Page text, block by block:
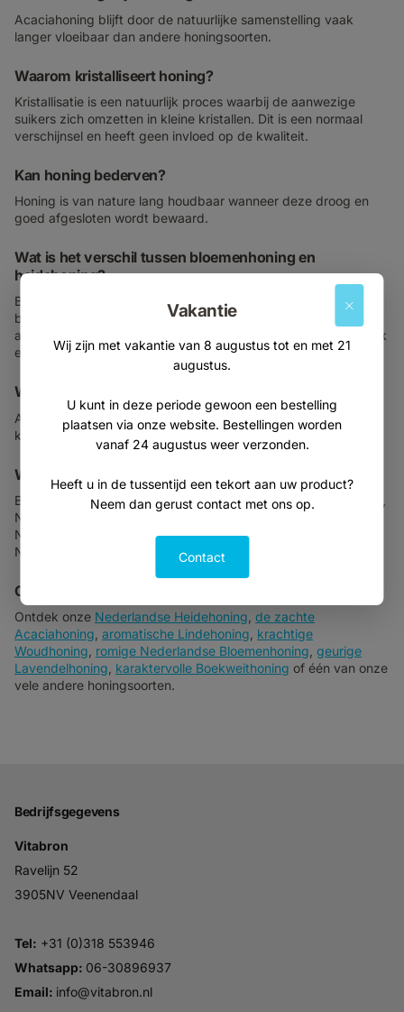
Vakantie
Wij zijn met vakantie van 8 augustus tot en met 21
augustus.
U kunt in deze periode gewoon een bestelling
plaatsen via onze website. Bestellingen worden
vanaf 24 augustus weer verzonden.
Heeft u in de tussentijd een tekort aan uw product?
Neem dan gerust contact met ons op.
Contact
Acaciahoning blijft door de natuurlijke samenstelling vaak
langer vloeibaar dan andere honingsoorten.
Waarom kristalliseert honing?
Kristallisatie is een natuurlijk proces waarbij de aanwezige
suikers zich omzetten in kleine kristallen. Dit is een normaal
verschijnsel en heeft geen invloed op de kwaliteit.
Kan honing bederven?
Honing is van nature lang houdbaar wanneer deze droog en
goed afgesloten wordt bewaard.
Wat is het verschil tussen bloemenhoning en
heidehoning?
Bloemenhoning wordt gemaakt uit nectar van verschillende
bloemen en heeft meestal een zachte smaak. Heidehoning is
afkomstig van bloeiende heide en heeft een krachtigere smaak
en een karakteristieke structuur.
Welke honing is geschikt voor thee?
Acaciahoning, bloemenhoning en lindehoning zijn populaire
keuzes vanwege hun milde smaak.
Welke Nederlandse honingsoorten verkoopt Vitabron?
Bij Vitabron vindt u onder andere Nederlandse bloemenhoning,
Nederlandse heidehoning, Nederlandse lindehoning,
Nederlandse koolzaadhoning, Nederlandse fruithoning en
Nederlandse balsemienhoning.
Op zoek naar een specifieke honing?
Ontdek onze Nederlandse Heidehoning de zachte
Acaciahoning aromatische Lindehoning krachtige
Woudhoning romige Nederlandse Bloemenhoning geurige
Lavendelhoning karaktervolle Boekweithoning of één van onze
vele andere honingsoorten.
Bedrijfsgegevens
Vitabron
Ravelijn 52
3905NV Veenendaal
Tel: +31 (0)318 553946
Whatsapp: 06-30896937
Email: info@vitabron.nl